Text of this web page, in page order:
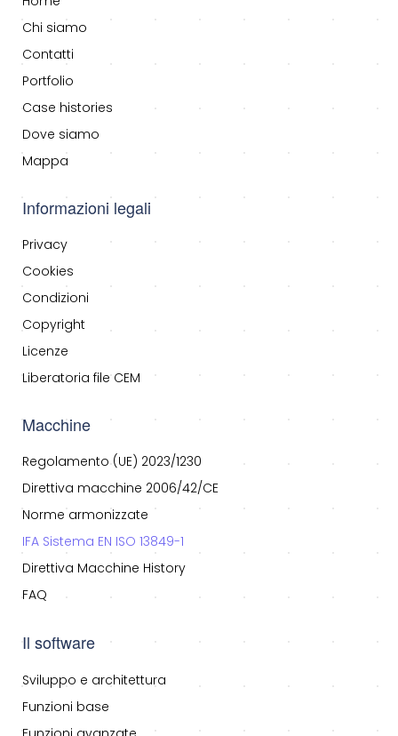
Chi siamo
Contatti
Portfolio
Case histories
Dove siamo
Mappa
Informazioni legali
Privacy
Cookies
Condizioni
Copyright
Licenze
Liberatoria file CEM
Macchine
Regolamento (UE) 2023/1230
Direttiva macchine 2006/42/CE
Norme armonizzate
IFA Sistema EN ISO 13849-1
Direttiva Macchine History
FAQ
Il software
Sviluppo e architettura
Funzioni base